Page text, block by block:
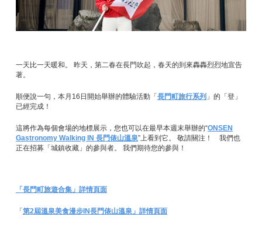
一天比一天暖和。 昨天，第二春在長門吹起，春天的到來轟轟烈烈地宣告
著。
順便說一句，本月16日開始舉辦的體驗活動「 長門町旅行系列 」的「登」
已經完成！
這將作為每個會場的地標展示，您也可以在最早本週末舉辦的“ONSEN
Gastronomy Walking IN 長門俵山溫泉”上看到它。 敬請關注！ 我們也
正在招募「城鎮收藏」的參與者。 我們期待您的參與！
「長門町旅遊合集」詳情頁面
「 第2屆溫泉美食漫步IN長門俵山溫泉」詳情頁面